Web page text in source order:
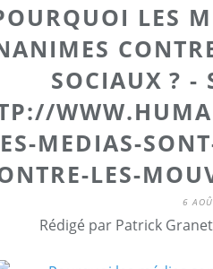
LES
SOCIAUX ? -
MEDIAS-
LES-
6
Rédigé par Patrick